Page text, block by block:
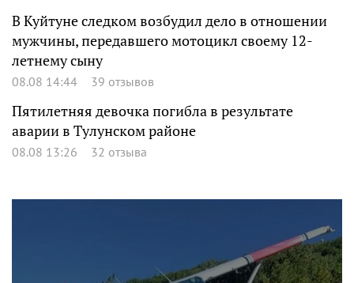
В Куйтуне следком возбудил дело в отношении
мужчины, передавшего мотоцикл своему 12-
летнему сыну
08.08 14:44 39 отзывов
Пятилетняя девочка погибла в результате
аварии в Тулунском районе
08.08 13:26 32 отзыва